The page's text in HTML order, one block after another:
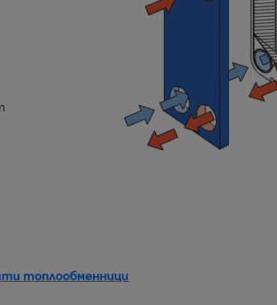
топлообменници